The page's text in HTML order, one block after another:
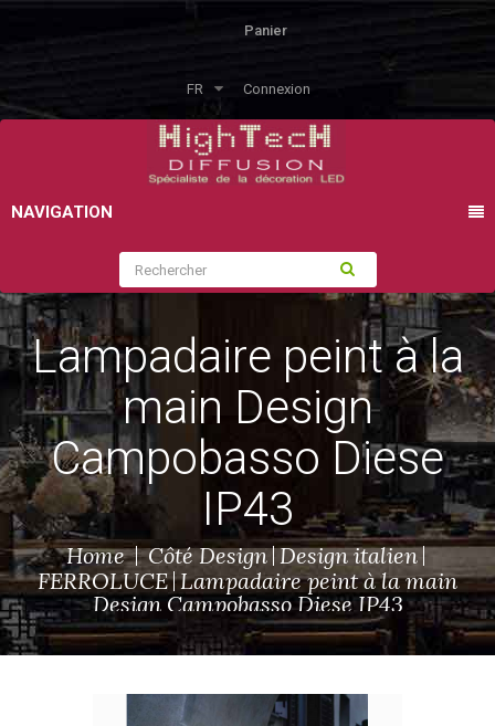
Panier
FR Connexion
NAVIGATION
Lampadaire peint à la
main Design
Campobasso Diese
IP43
Home Côté Design Design italien
FERROLUCE Lampadaire peint à la main
Design Campobasso Diese IP43